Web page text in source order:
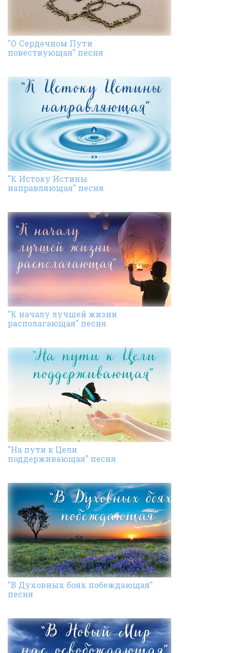
"О Сердечном Пути
повествующая" песня
"К Истоку Истины
направляющая" песня
"К началу лучшей жизни
располагающая" песня
"На пути к Цели
поддерживающая" песня
"В Духовных боях побеждающая"
песня